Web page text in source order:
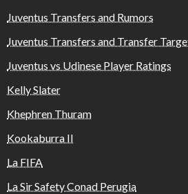
Juventus Transfers and Rumors
Juventus Transfers and Transfer
Juventus vs Udinese Player Ratings
Kelly Slater
Khephren Thuram
Kookaburra II
La FIFA
La Sir Safety Conad Perugia